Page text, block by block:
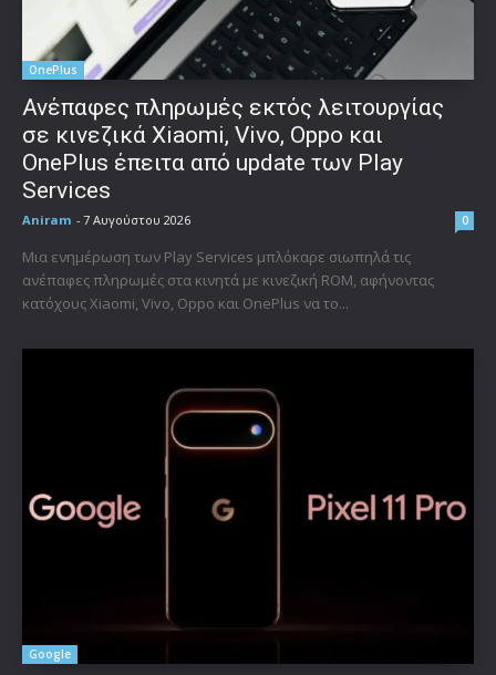
OnePlus
Ανέπαφες πληρωμές εκτός λειτουργίας
σε κινεζικά Xiaomi, Vivo, Oppo και
OnePlus έπειτα από update των Play
Services
Aniram - 7 Αυγούστου 2026 0
Μια ενημέρωση των Play Services μπλόκαρε σιωπηλά τις
ανέπαφες πληρωμές στα κινητά με κινεζική ROM, αφήνοντας
κατόχους Xiaomi, Vivo, Oppo και OnePlus να το...
Google